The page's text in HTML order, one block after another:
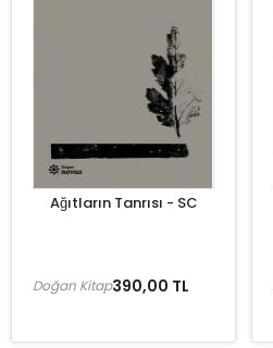
Ağıtların Tanrısı - SC
390,00 TL
Doğan Kitap